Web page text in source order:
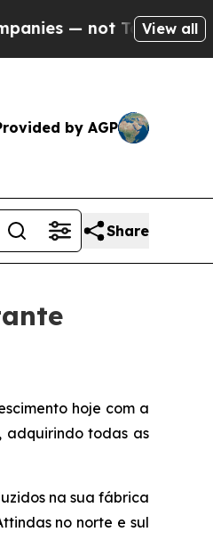
— not Taxpayers — the
View all
by AGP
Share
hoje com a
adquirindo todas as
na sua fábrica
no norte e sul